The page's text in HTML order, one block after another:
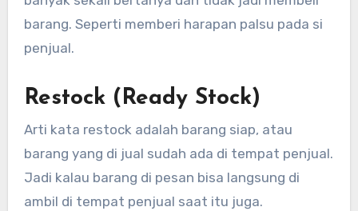
barang. Seperti memberi harapan palsu pada si
penjual.
Restock (Ready Stock)
Arti kata restock adalah barang siap, atau
barang yang di jual sudah ada di tempat penjual.
Jadi kalau barang di pesan bisa langsung di
ambil di tempat penjual saat itu juga.